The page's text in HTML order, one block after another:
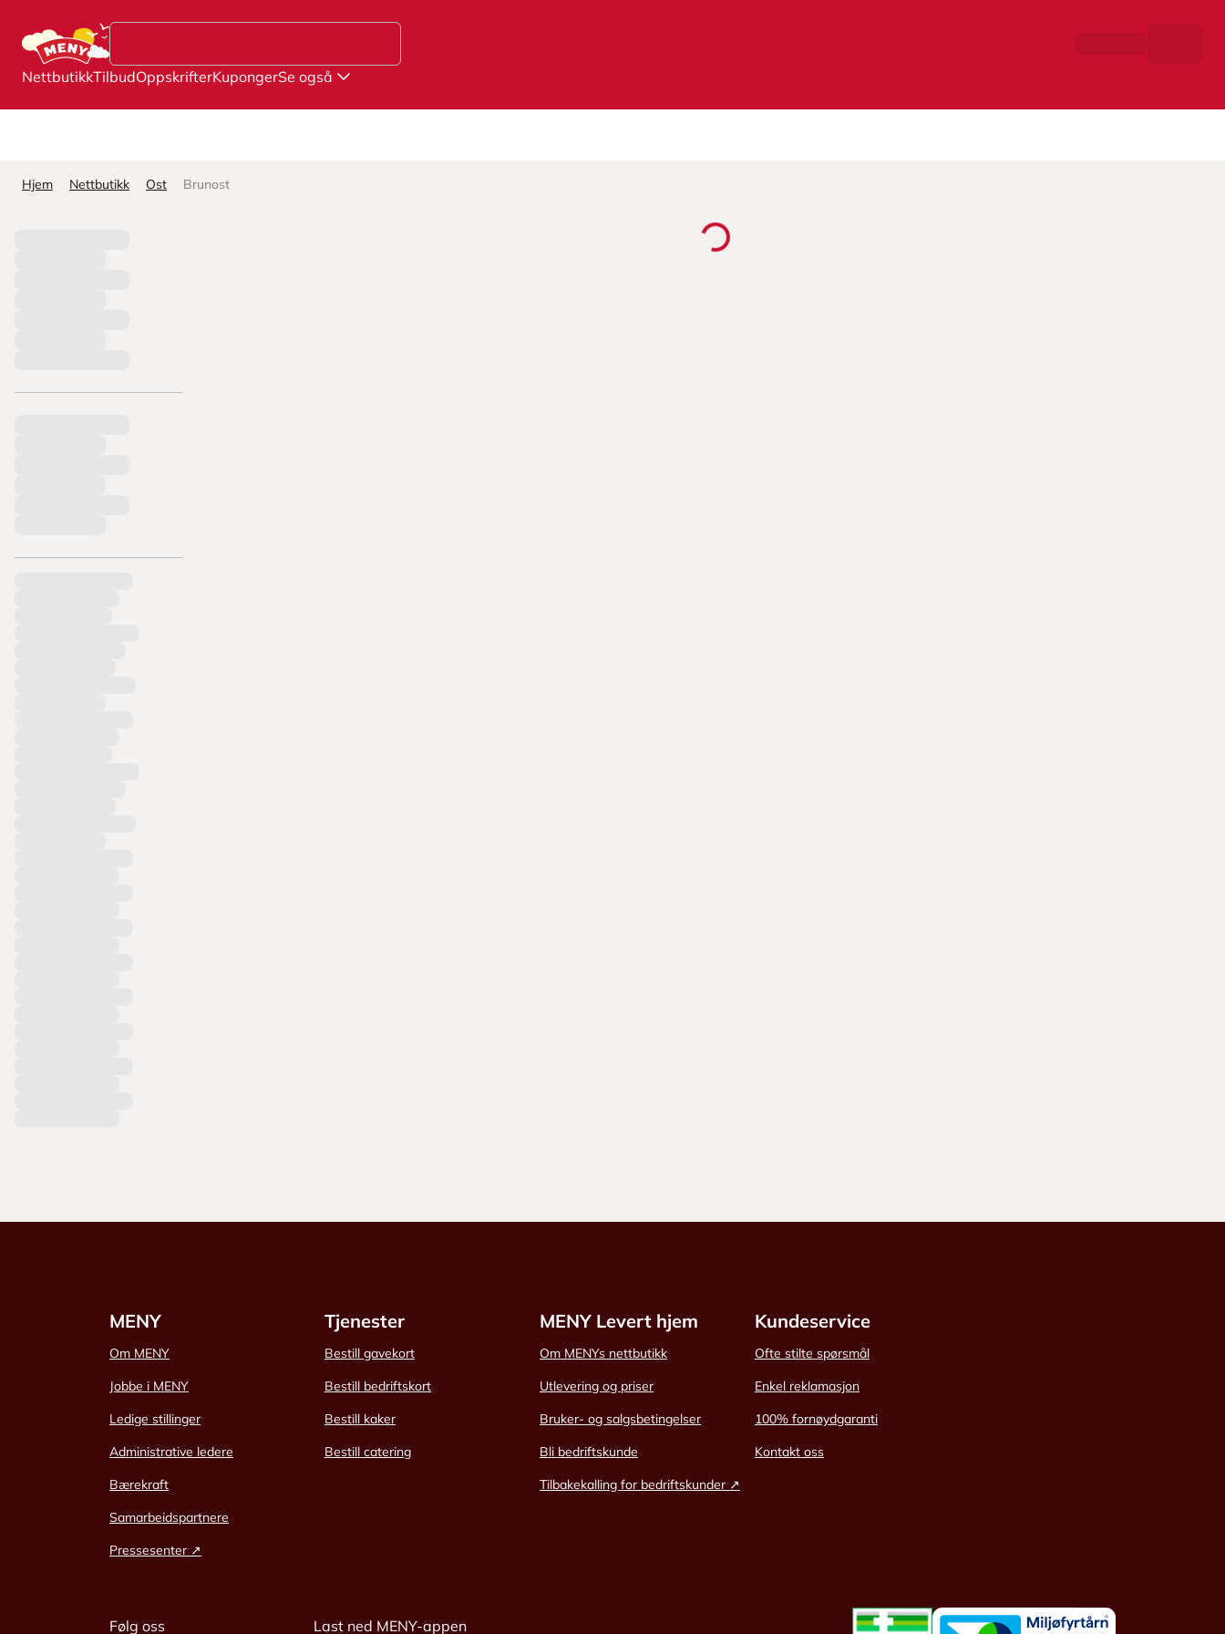
NettbutikkTilbudOppskrifterKupongerSe også
Hjem Nettbutikk Ost Brunost
MENY
Om MENY
Jobbe i MENY
Ledige stillinger
Administrative ledere
Bærekraft
Samarbeidspartnere
Pressesenter ↗
Tjenester
Bestill gavekort
Bestill bedriftskort
Bestill kaker
Bestill catering
MENY Levert hjem
Om MENYs nettbutikk
Utlevering og priser
Bruker- og salgsbetingelser
Bli bedriftskunde
Tilbakekalling for bedriftskunder ↗
Kundeservice
Ofte stilte spørsmål
Enkel reklamasjon
100% fornøydgaranti
Kontakt oss
Følg oss Last ned MENY-appen